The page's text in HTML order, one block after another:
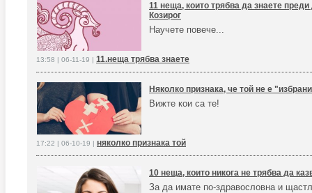
11 неща, които трябва да знаете
Козирог
Научете повече...
13:58 | 06-11-19 | 11.неща трябва знаете
Няколко признака, че той не е
Вижте кои са те!
17:22 | 06-10-19 | няколко признака той
10 неща, които никога не трябва да
За да имате по-здравословна и